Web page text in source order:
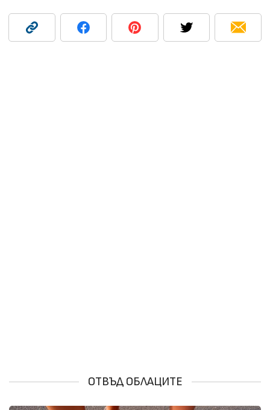
ОТВЪД ОБЛАЦИТЕ